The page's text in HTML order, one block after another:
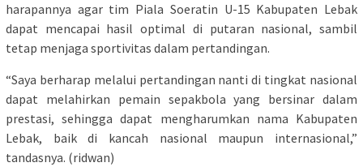
harapannya agar tim Piala Soeratin U-15 Kabupaten Lebak
dapat mencapai hasil optimal di putaran nasional, sambil
tetap menjaga sportivitas dalam pertandingan.
“Saya berharap melalui pertandingan nanti di tingkat nasional
dapat melahirkan pemain sepakbola yang bersinar dalam
prestasi, sehingga dapat mengharumkan nama Kabupaten
Lebak, baik di kancah nasional maupun internasional,”
tandasnya. (ridwan)